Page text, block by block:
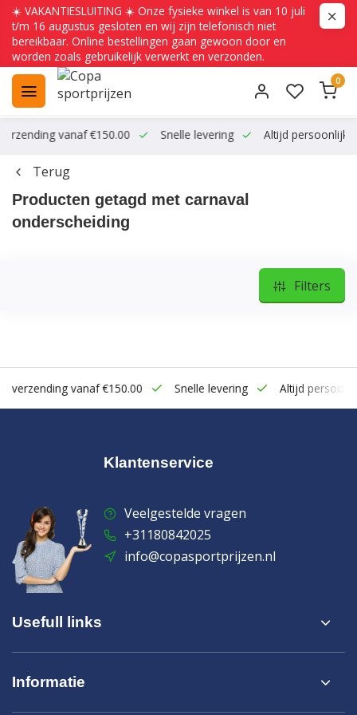
☀️ VAKANTIESLUITING ☀️ Onze fysieke winkel is van 10 juli
t/m 16 augustus gesloten en wij zijn telefonisch niet
bereikbaar. Online bestellingen gaan gewoon door en
worden zoals gebruikelijk verwerkt en verzonden.
0
vanaf €150.00 Snelle levering Altijd persoonlijk
Terug
Producten getagd met carnaval
onderscheiding
Filters
vanaf €150.00 Snelle levering Altijd persoonlijk
Klantenservice
Veelgestelde vragen
+31180842025
info@copasportprijzen.nl
Usefull links
Informatie